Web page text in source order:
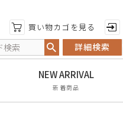
買い物カゴを見る
詳細検索
新着商品
特徴から探す
日本製
手染め
甲高・幅広